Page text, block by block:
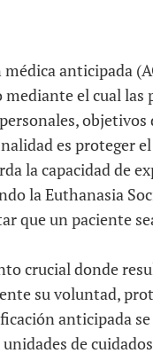
anticipada
el cual las
es proteger
la capacidad de
la Euthanasia
que un paciente
crucial donde
su voluntad,
anticipada
de